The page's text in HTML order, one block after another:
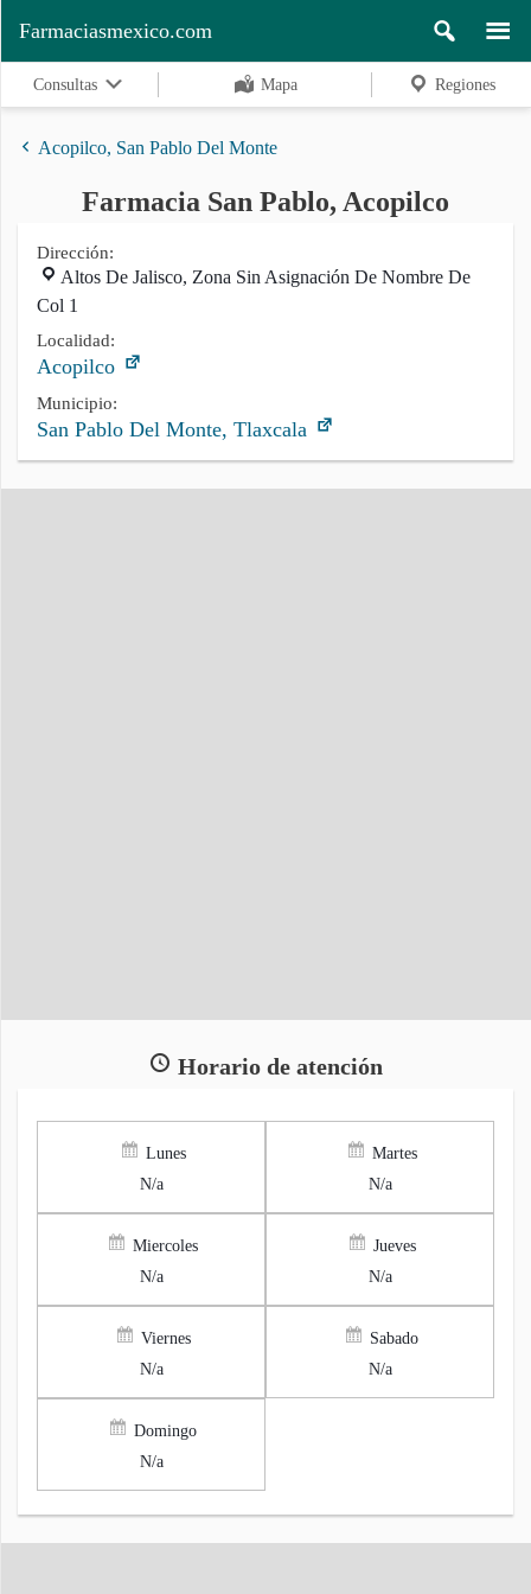
Buscar
Contacto
Farmaciasmexico.com
Consultas Mapa Regiones
Acopilco, San Pablo Del Monte
Farmacia San Pablo, Acopilco
Dirección:
Altos De Jalisco, Zona Sin Asignación De Nombre De
Col 1
Localidad:
Acopilco
Municipio:
San Pablo Del Monte, Tlaxcala
Horario de atención
Lunes
N/a
Martes
N/a
Miercoles
N/a
Jueves
N/a
Viernes
N/a
Sabado
N/a
Domingo
N/a